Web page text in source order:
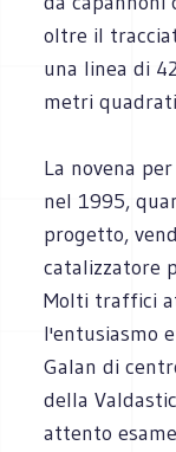
oltre il
una linea di
metri
La novena
nel 1995,
progetto,
catalizzatore
Molti traffici
l'entusiasmo
Galan di
della
attento